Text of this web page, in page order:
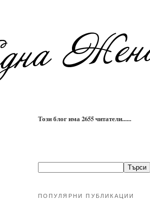
Този блог има 2655 читатели......
ПОПУЛЯРНИ ПУБЛИКАЦИИ